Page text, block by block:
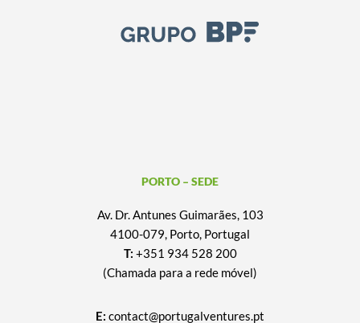
PORTO – SEDE
Av. Dr. Antunes Guimarães, 103
4100-079, Porto, Portugal
T: +351 934 528 200
(Chamada para a rede móvel)
E: contact@portugalventures.pt